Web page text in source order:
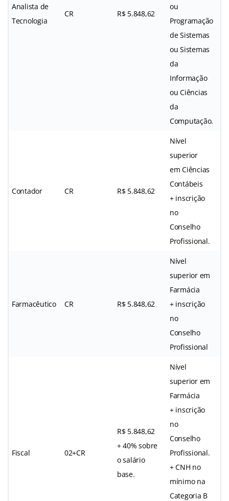
Analista de
Tecnologia
CR R$ 5.848,62
ou
Programação
de Sistemas
ou Sistemas
da
Informação
ou Ciências
da
Computação.
Contador CR R$ 5.848,62
Nível
superior
em Ciências
Contábeis
+ inscrição
no
Conselho
Profissional.
Farmacêutico CR R$ 5.848,62
Nível
superior em
Farmácia
+ inscrição
no
Conselho
Profissional
Fiscal 02+CR
R$ 5.848,62
+ 40% sobre
o salário
base.
Nível
superior em
Farmácia
+ inscrição
no
Conselho
Profissional.
+ CNH no
mínimo na
Categoria B